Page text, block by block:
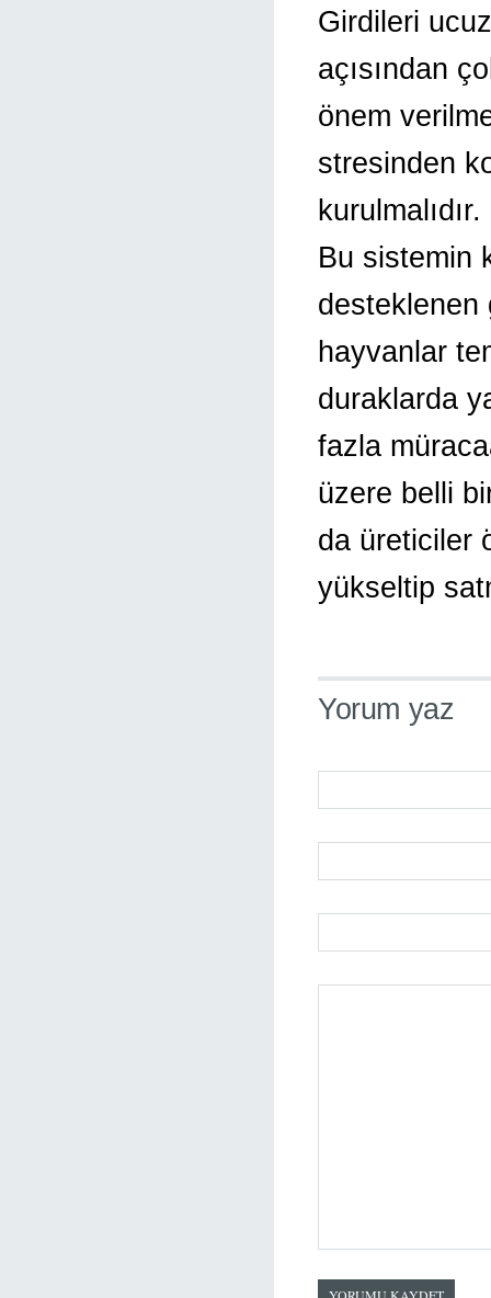
Girdileri
açısından
önem
stresinden
Bu sistemin
desteklenen
hayvanlar
duraklarda
fazla
üzere belli
da üreticiler
yükseltip
Yorum yaz